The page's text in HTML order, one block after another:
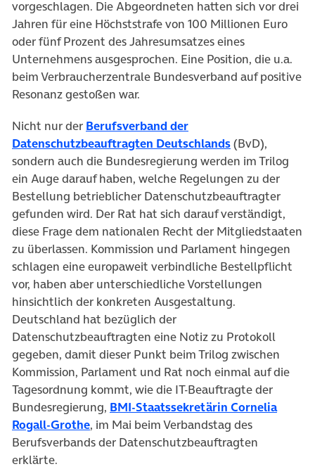
vorgeschlagen. Die Abgeordneten hatten sich vor drei
Jahren für eine Höchststrafe von 100 Millionen Euro
oder fünf Prozent des Jahresumsatzes eines
Unternehmens ausgesprochen. Eine Position, die u.a.
beim Verbraucherzentrale Bundesverband auf positive
Resonanz gestoßen war.
Nicht nur der Berufsverband der
Datenschutzbeauftragten Deutschlands(öffnet in
(BvD),
sondern auch die Bundesregierung werden im Trilog
ein Auge darauf haben, welche Regelungen zu der
Bestellung betrieblicher Datenschutzbeauftragter
gefunden wird. Der Rat hat sich darauf verständigt,
diese Frage dem nationalen Recht der Mitgliedstaaten
zu überlassen. Kommission und Parlament hingegen
schlagen eine europaweit verbindliche Bestellpflicht
vor, haben aber unterschiedliche Vorstellungen
hinsichtlich der konkreten Ausgestaltung.
Deutschland hat bezüglich der
Datenschutzbeauftragten eine Notiz zu Protokoll
gegeben, damit dieser Punkt beim Trilog zwischen
Kommission, Parlament und Rat noch einmal auf die
Tagesordnung kommt, wie die IT-Beauftragte der
Bundesregierung, BMI-Staatssekretärin Cornelia
Rogall-Grothe(öffnet in neuem Tab)
, im Mai beim Verbandstag des
Berufsverbands der Datenschutzbeauftragten
erklärte.